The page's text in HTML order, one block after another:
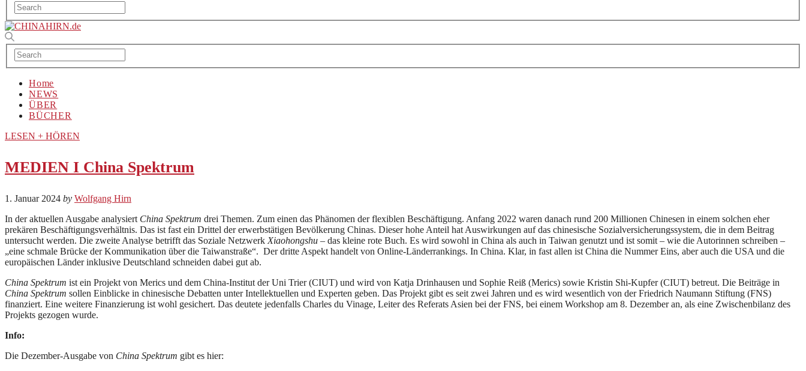
Home
NEWS
ÜBER
BÜCHER
LESEN + HÖREN
MEDIEN I China Spektrum
1. Januar 2024 by Wolfgang Hirn
In der aktuellen Ausgabe analysiert China Spektrum drei Themen. Zum einen das Phänomen der flexiblen Beschäftigung. Anfang 2022 waren danach rund 200 Millionen Chinesen in einem solchen eher
prekären Beschäftigungsverhältnis. Das ist fast ein Drittel der erwerbstätigen Bevölkerung Chinas. Dieser hohe Anteil hat Auswirkungen auf das chinesische Sozialversicherungssystem, die in dem Beitrag
untersucht werden. Die zweite Analyse betrifft das Soziale Netzwerk Xiaohongshu – das kleine rote Buch. Es wird sowohl in China als auch in Taiwan genutzt und ist somit – wie die Autorinnen schreiben –
„eine schmale Brücke der Kommunikation über die Taiwanstraße“. Der dritte Aspekt handelt von Online-Länderrankings. In China. Klar, in fast allen ist China die Nummer Eins, aber auch die USA und die
europäischen Länder inklusive Deutschland schneiden dabei gut ab.
China Spektrum ist ein Projekt von Merics und dem China-Institut der Uni Trier (CIUT) und wird von Katja Drinhausen und Sophie Reiß (Merics) sowie Kristin Shi-Kupfer (CIUT) betreut. Die Beiträge in
China Spektrum sollen Einblicke in chinesische Debatten unter Intellektuellen und Experten geben. Das Projekt gibt es seit zwei Jahren und es wird wesentlich von der Friedrich Naumann Stiftung (FNS)
finanziert. Eine weitere Finanzierung ist wohl gesichert. Das deutete jedenfalls Charles du Vinage, Leiter des Referats Asien bei der FNS, bei einem Workshop am 8. Dezember an, als eine Zwischenbilanz des
Projekts gezogen wurde.
Info:
Die Dezember-Ausgabe von China Spektrum gibt es hier: